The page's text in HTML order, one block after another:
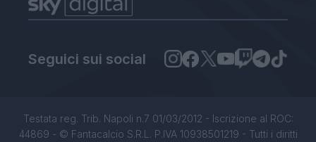
Seguici sui social
Testata reg. Trib. Napoli n.7 01/03/2012 - Iscrizione al ROC:
44869 - © Fantacalcio S.R.L. P.IVA 10938501219 - Tutti i diritti